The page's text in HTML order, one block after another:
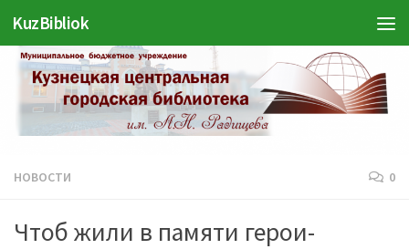
Перейти к содержимому
KuzBibliok
НОВОСТИ 0
Чтоб жили в памяти герои-